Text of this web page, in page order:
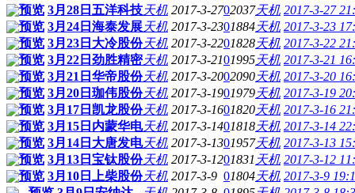
预览 3月28日五洋科技天机 2017-3-2702037天机 2017-3-27
预览 3月24日海泰发展天机 2017-3-2301884天机 2017-3-23
预览 3月23日大冷股份天机 2017-3-2201828天机 2017-3-22
预览 3月22日劲胜精密天机 2017-3-2101995天机 2017-3-21
预览 3月21日华帝股份天机 2017-3-2002090天机 2017-3-20
预览 3月20日珈伟股份天机 2017-3-1901979天机 2017-3-19
预览 3月17日凯龙股份天机 2017-3-1601820天机 2017-3-16
预览 3月15日内蒙华电天机 2017-3-1401818天机 2017-3-14
预览 3月14日大唐发电天机 2017-3-1301957天机 2017-3-13
预览 3月13日宝钛股份天机 2017-3-1201831 天机 2017-3-12
预览 3月10日上柴股份天机 2017-3-9 01804天机 2017-3-9